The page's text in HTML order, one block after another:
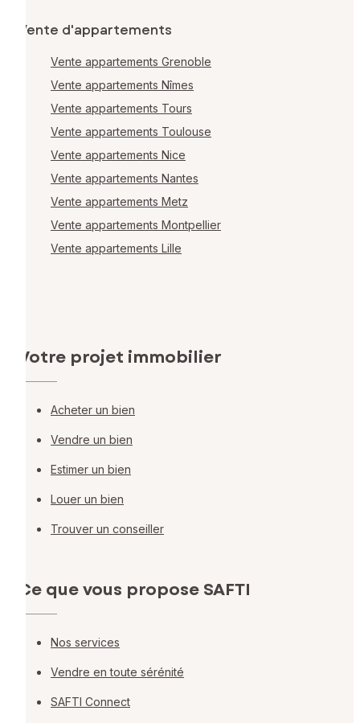
Vente d'appartements
Vente appartements Grenoble
Vente appartements Nîmes
Vente appartements Tours
Vente appartements Toulouse
Vente appartements Nice
Vente appartements Nantes
Vente appartements Metz
Vente appartements Montpellier
Vente appartements Lille
Votre projet immobilier
Acheter un bien
Vendre un bien
Estimer un bien
Louer un bien
Trouver un conseiller
Ce que vous propose SAFTI
Nos services
Vendre en toute sérénité
SAFTI Connect